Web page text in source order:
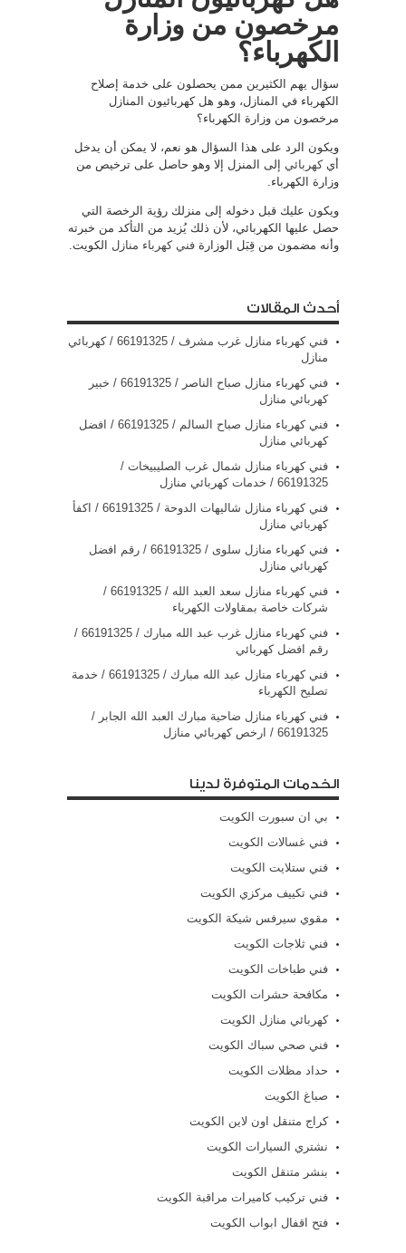
مرخصون من وزارة
الكهرباء؟
سؤال يهم الكثيرين ممن يحصلون على خدمة إصلاح
الكهرباء في المنازل، وهو هل كهربائيون المنازل
مرخصون من وزارة الكهرباء؟
ويكون الرد على هذا السؤال هو نعم، لا يمكن أن يدخل
أيكهربائي إلى المنزل إلا وهو حاصل على ترخيص من
وزارة الكهرباء.
ويكون عليك قبل دخوله إلى منزلك رؤية الرخصة التي
حصل عليها الكهربائي، لأن ذلك يُزيد من التأكد من خبرته
وأنه مضمون من قِبَل الوزارة فني كهرباء منازل الكويت.
أحدث المقالات
فني كهرباء منازل غرب مشرف / 66191325 / كهربائي
منازل
فني كهرباء منازل صباح الناصر / 66191325 / خبير
كهربائي منازل
فني كهرباء منازل صباح السالم / 66191325 / افضل
كهربائي منازل
فني كهرباء منازل شمال غرب الصليبيخات /
66191325 / خدمات كهربائي منازل
فني كهرباء منازل شاليهات الدوحة / 66191325 / اكفأ
كهربائي منازل
فني كهرباء منازل سلوى / 66191325 / رقم افضل
كهربائي منازل
فني كهرباء منازل سعد العبد الله / 66191325 /
شركات خاصة بمقاولات الكهرباء
فني كهرباء منازل غرب عبد الله مبارك / 66191325 /
رقم افضل كهربائي
فني كهرباء منازل عبد الله مبارك / 66191325 / خدمة
تصليح الكهرباء
فني كهرباء منازل ضاحية مبارك العبد الله الجابر /
66191325 / ارخص كهربائي منازل
الخدمات المتوفرة لدينا
بي ان سبورت الكويت
فني غسالات الكويت
فني ستلايت الكويت
فني تكييف مركزي الكويت
مقوي سيرفس شيكة الكويت
فني ثلاجات الكويت
فني طباخات الكويت
مكافحة حشرات الكويت
كهربائي منازل الكويت
فني صحي سباك الكويت
حداد مظلات الكويت
صباغ الكويت
كراج متنقل اون لاين الكويت
نشتري السيارات الكويت
بنشر متنقل الكويت
فني تركيب كاميرات مراقبة الكويت
فتح اقفال ابواب الكويت